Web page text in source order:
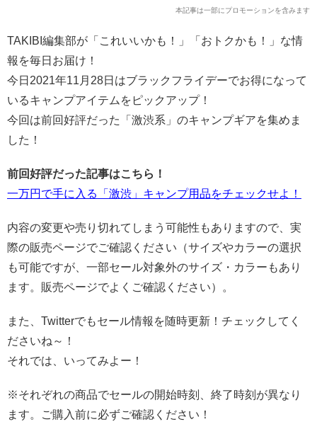
本記事は一部にプロモーションを含みます
TAKIBI編集部が「これいいかも！」「おトクかも！」な情
報を毎日お届け！
今日2021年11月28日はブラックフライデーでお得になって
いるキャンプアイテムをピックアップ！
今回は前回好評だった「激渋系」のキャンプギアを集めま
した！
前回好評だった記事はこちら！
一万円で手に入る「激渋」キャンプ用品をチェックせよ！
内容の変更や売り切れてしまう可能性もありますので、実
際の販売ページでご確認ください（サイズやカラーの選択
も可能ですが、一部セール対象外のサイズ・カラーもあり
ます。販売ページでよくご確認ください）。
また、Twitterでもセール情報を随時更新！チェックしてく
ださいね～！
それでは、いってみよー！
※それぞれの商品でセールの開始時刻、終了時刻が異なり
ます。ご購入前に必ずご確認ください！